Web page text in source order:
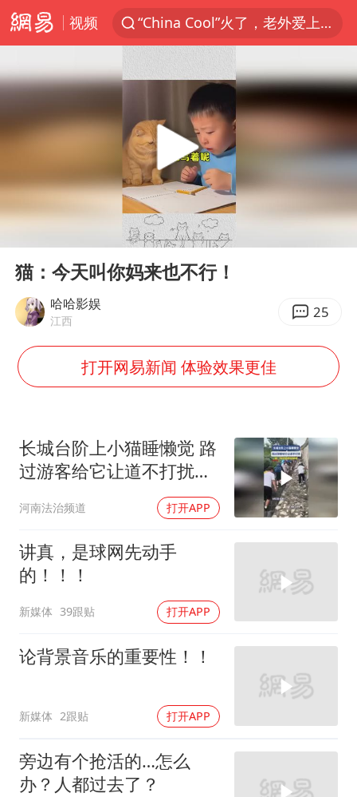
视频
“China Cool”火了，老外爱上中国避暑游
刘浩存百花奖开幕式红裙起舞
台风白海豚闭眼浙江上海处于危险半圆
张本智和：零封向鹏不意外
用AI造出新病毒意味着什么
浙江最强风雨时段已锁定
上半年国内居民出游人次34.63亿
女子被狗舔脚确诊三级暴露 医生回应
光伏八巨头签署“不低于成本价”倡议
多所幼师院校开设养老专业
习近平心系体育强国建设
Play
猫：今天叫你妈来也不行！
哈哈影娱
江西 25
打开网易新闻 体验效果更佳
长城台阶上小猫睡懒觉 路
过游客给它让道不打扰
猫：咪想躺哪就躺哪
河南法治频道 打开APP
讲真，是球网先动手
的！！！
新媒体 39跟贴 打开APP
论背景音乐的重要性！！
新媒体 2跟贴 打开APP
旁边有个抢活的…怎么
办？人都过去了？